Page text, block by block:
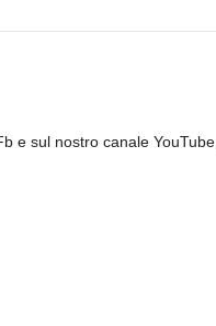
e sul nostro canale YouTube,.